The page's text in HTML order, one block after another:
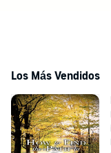
Los Más Vendidos